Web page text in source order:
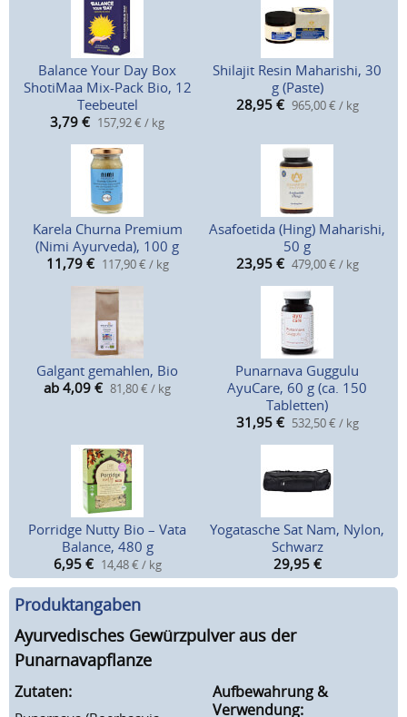
Balance Your Day Box
ShotiMaa Mix-Pack Bio, 12
Teebeutel
3,79 € 157,92 € / kg
Shilajit Resin Maharishi, 30
g (Paste)
28,95 € 965,00 € / kg
Karela Churna Premium
(Nimi Ayurveda), 100 g
11,79 € 117,90 € / kg
Asafoetida (Hing) Maharishi,
50 g
23,95 € 479,00 € / kg
Galgant gemahlen, Bio
ab 4,09 € 81,80 € / kg
Punarnava Guggulu
AyuCare, 60 g (ca. 150
Tabletten)
31,95 € 532,50 € / kg
Porridge Nutty Bio – Vata
Balance, 480 g
6,95 € 14,48 € / kg
Yogatasche Sat Nam, Nylon,
Schwarz
29,95 €
Produktangaben
Ayurvedisches Gewürzpulver aus der
Punarnavapflanze
Zutaten:
Aufbewahrung &
Verwendung: